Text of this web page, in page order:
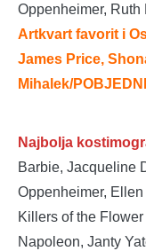
Oppenheimer,
Artkvart favorit i
James Price,
Mihalek/
Najbolja
Barbie, Jacqueline
Oppenheimer,
Killers of the
Napoleon, Janty